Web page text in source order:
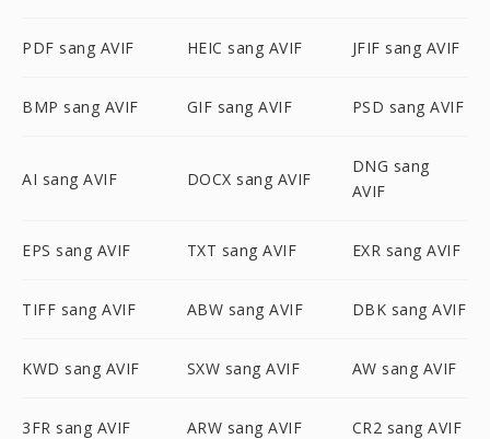
PDF sang AVIF HEIC sang AVIF JFIF sang AVIF
BMP sang AVIF GIF sang AVIF PSD sang AVIF
AI sang AVIF DOCX sang AVIF
DNG sang
AVIF
EPS sang AVIF TXT sang AVIF EXR sang AVIF
TIFF sang AVIF ABW sang AVIF DBK sang AVIF
KWD sang AVIF SXW sang AVIF AW sang AVIF
3FR sang AVIF ARW sang AVIF CR2 sang AVIF